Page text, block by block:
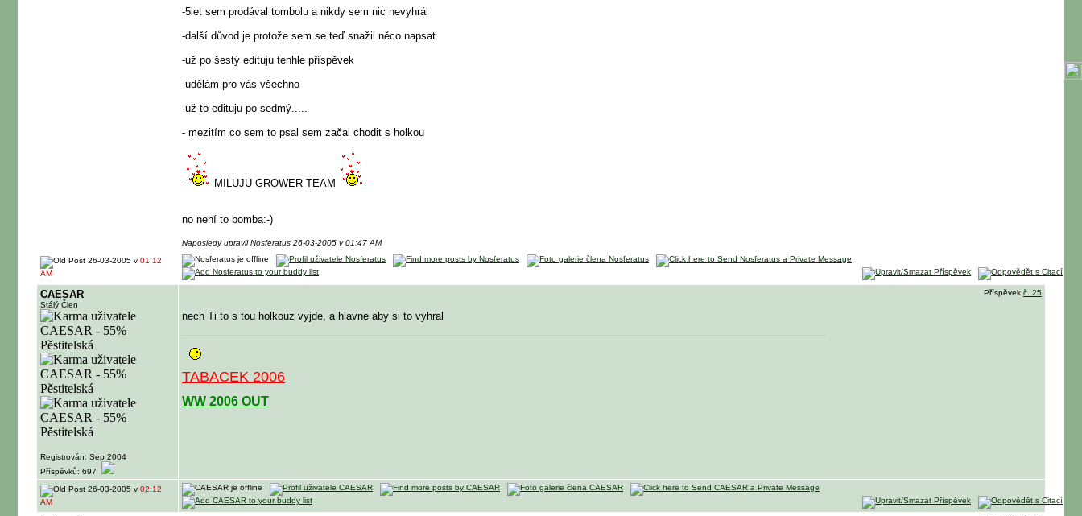
-5let sem prodával tombolu a nikdy sem nic nevyhrál
-další důvod je protože sem se teď snažil něco napsat
-už po šestý edituju tenhle příspěvek
-udělám pro vás všechno
-už to edituju po sedmý.....
- mezitím co sem to psal sem začal chodit s holkou
- MILUJU GROWER TEAM
no není to bomba:-)
Naposledy upravil Nosferatus 26-03-2005 v 01:47 AM
26-03-2005 v 01:12
AM
CAESAR
Stálý Člen
Registrován: Sep 2004
Příspěvků: 697
Příspěvek č. 25
nech Ti to s tou holkouz vyjde, a hlavne aby si to vyhral
TABACEK 2006
WW 2006 OUT
26-03-2005 v 02:12
AM